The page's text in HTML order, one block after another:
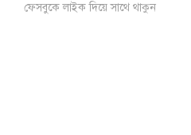
ফেসবুকে লাইক দিয়ে সাথে থাকুন